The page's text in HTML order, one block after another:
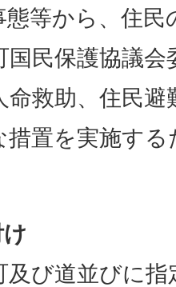
態等から、住
国民保護協議
命救助、住民
措置を実施す
及び道並びに